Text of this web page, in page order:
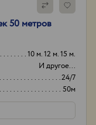
50 метров
10 м. 12 м. 15 м.
И другое...
24/7
50м
+